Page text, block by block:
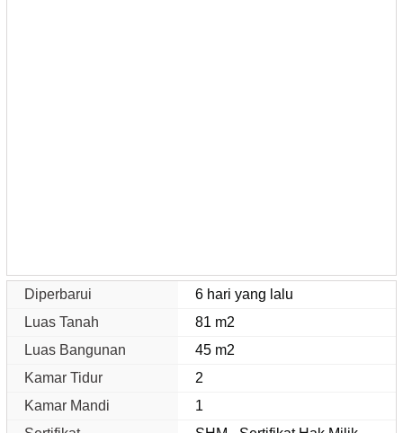
Diperbarui
6 hari yang lalu
Luas Tanah
81 m2
Luas Bangunan
45 m2
Kamar Tidur
2
Kamar Mandi
1